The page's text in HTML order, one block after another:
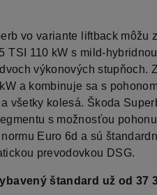
vo variante liftback môžu
TSI 110 kW s mild-
výkonových stupňoch.
a kombinuje sa s
všetky kolesá. Škoda
s možnosťou
Euro 6d a sú
prevodovkou DSG.
štandard už od 37